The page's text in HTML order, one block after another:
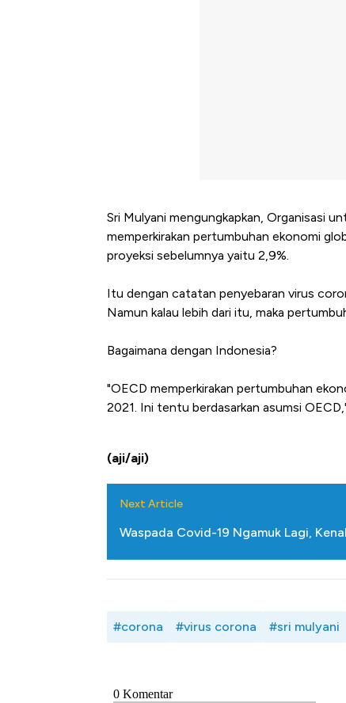
Sri Mulyani mengungkapkan, Organisasi
memperkirakan pertumbuhan ekonomi
proyeksi sebelumnya yaitu 2,9%.
Itu dengan catatan penyebaran virus
Namun kalau lebih dari itu, maka
Bagaimana dengan Indonesia?
"OECD memperkirakan pertumbuhan
2021. Ini tentu berdasarkan asumsi
(aji/aji)
Next Article
Waspada Covid-19 Ngamuk Lagi,
#corona #virus corona #sri mulyani